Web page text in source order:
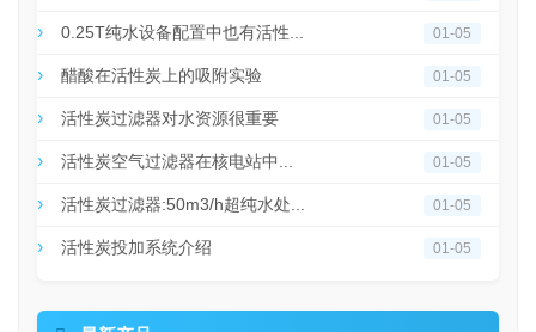
0.25T纯水设备配置中也有活性... 01-05
醋酸在活性炭上的吸附实验 01-05
活性炭过滤器对水资源很重要 01-05
活性炭空气过滤器在核电站中... 01-05
活性炭过滤器:50m3/h超纯水处... 01-05
活性炭投加系统介绍 01-05